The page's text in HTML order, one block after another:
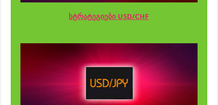
სტრატეგიები USD/CHF